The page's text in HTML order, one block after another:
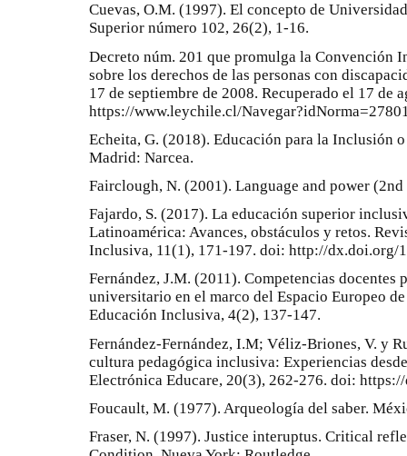
Cuevas, O.M. (1997). El concepto de
Superior número 102, 26(2), 1-16.
Decreto núm. 201 que promulga la Convención
sobre los derechos de las personas con
17 de septiembre de 2008. Recuperado el 17 de
https://www.leychile.cl/
Echeita, G. (2018). Educación para la Inclusión
Madrid: Narcea.
Fairclough, N. (2001). Language and power
Fajardo, S. (2017). La educación superior
Latinoamérica: Avances, obstáculos y retos.
Inclusiva, 11(1), 171-197. doi: http://dx.doi.org/
Fernández, J.M. (2011). Competencias
universitario en el marco del Espacio Europeo
Educación Inclusiva, 4(2), 137-147.
Fernández-Fernández, I.M; Véliz-Briones, V. y
cultura pedagógica inclusiva: Experiencias
Electrónica Educare, 20(3), 262-276. doi:
Foucault, M. (1977). Arqueología del saber.
Fraser, N. (1997). Justice interuptus. Critical